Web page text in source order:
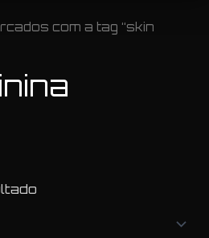
com a tag “skin